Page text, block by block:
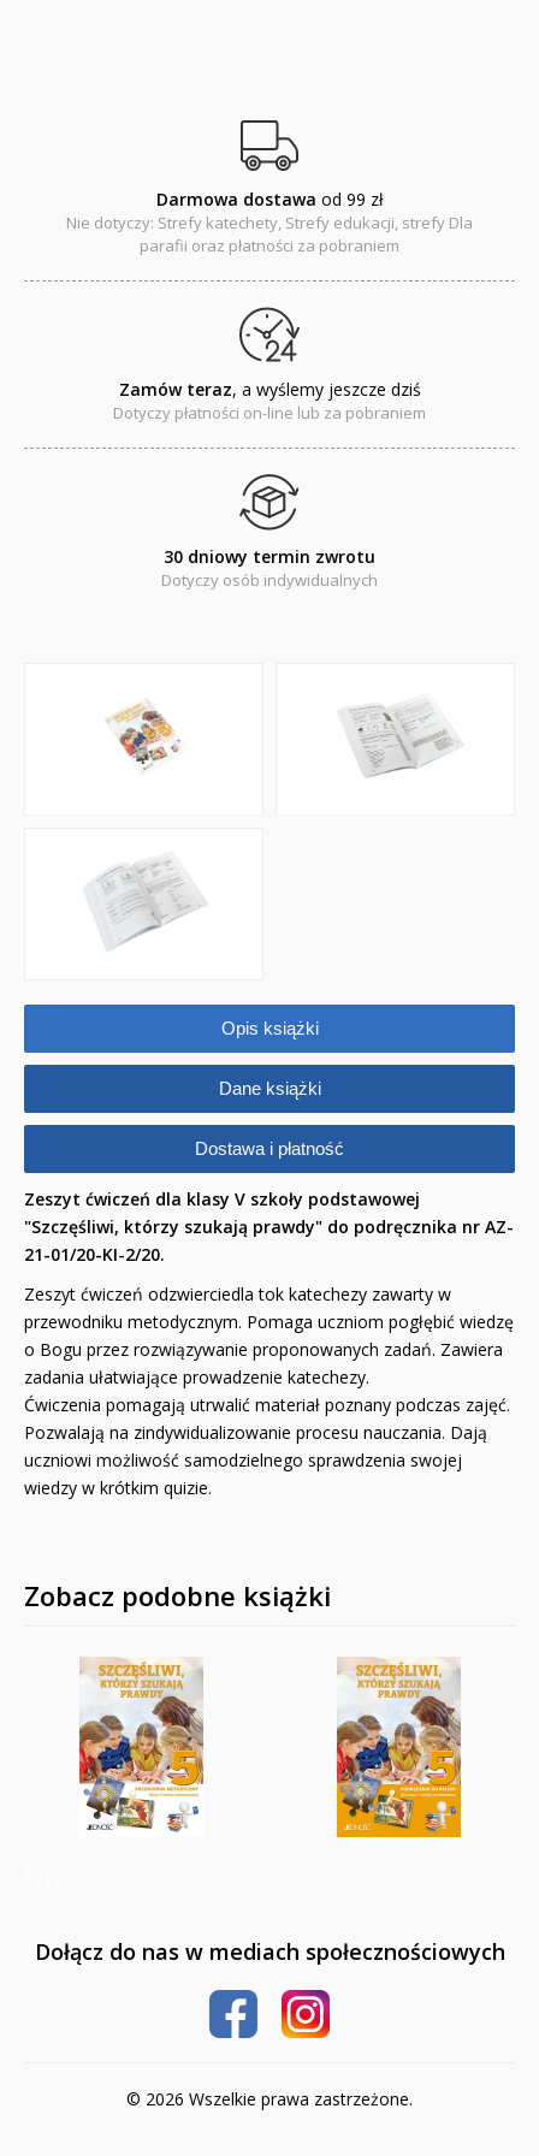
Cecylka Knedelek
Dyplomy dla dzieci
Edukacja przyrodnicza - Życie bez granic
Emocje i wartości
Kreatywne zabawy
Książki religijne dla dzieci
PROMOCJA ZESTAWY STARTOWE KAKADU
WYPRZEDAŻ
PORADNIKI
DLA DZIECI
Darmowa dostawa od 99 zł
Nie dotyczy: Strefy katechety, Strefy edukacji, strefy Dla
parafii oraz płatności za pobraniem
Zamów teraz, a wyślemy jeszcze dziś
Dotyczy płatności on-line lub za pobraniem
30 dniowy termin zwrotu
Dotyczy osób indywidualnych
Opis książki
Dane książki
Dostawa i płatność
Zeszyt ćwiczeń dla klasy V szkoły podstawowej
"Szczęśliwi, którzy szukają prawdy" do podręcznika nr AZ-
21-01/20-KI-2/20.
Zeszyt ćwiczeń odzwierciedla tok katechezy zawarty w
przewodniku metodycznym. Pomaga uczniom pogłębić wiedzę
o Bogu przez rozwiązywanie proponowanych zadań. Zawiera
zadania ułatwiające prowadzenie katechezy.
Ćwiczenia pomagają utrwalić materiał poznany podczas zajęć.
Pozwalają na zindywidualizowanie procesu nauczania. Dają
uczniowi możliwość samodzielnego sprawdzenia swojej
wiedzy w krótkim quizie.
Zobacz podobne książki
Dołącz do nas w mediach społecznościowych
© 2026 Wszelkie prawa zastrzeżone.